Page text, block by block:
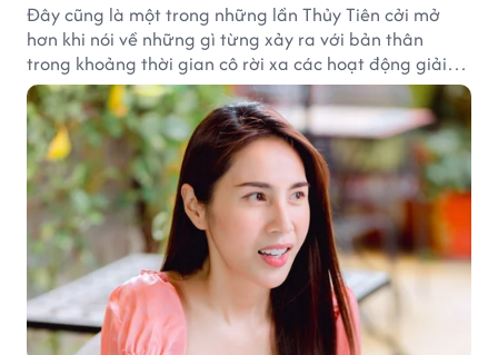
Đây cũng là một trong những lần Thủy Tiên cởi mở
hơn khi nói về những gì từng xảy ra với bản thân
trong khoảng thời gian cô rời xa các hoạt động giải
trí.